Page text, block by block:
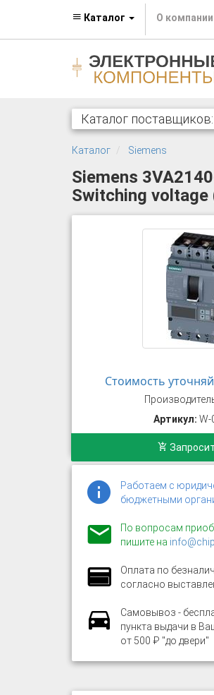
Каталог О компании
Каталог поставщиков:
Каталог Siemens
Siemens
Switching voltage
Стоимость
Артикул: W-
Работаем с
бюджетными
По вопросам
пишите на
Оплата по
согласно
Самовывоз -
пункта выдачи в
от 500 ₽ "до двери"